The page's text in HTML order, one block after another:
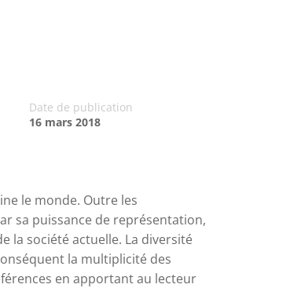
Date de publication
16 mars 2018
le monde. Outre les
sa puissance de représentation,
la société actuelle. La diversité
la multiplicité des
en apportant au lecteur